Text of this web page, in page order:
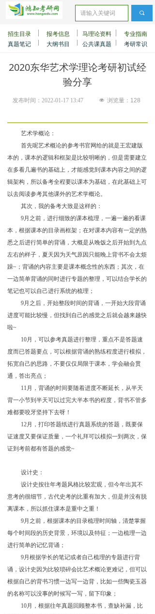
真题笔记 大纲书目 公共课真题 考研常识
招生目录 报考信息 马理论资料 专业指南
끠
发布时间： 2022-01-17 13:47
艺术学概论：
首先呢艺术概论的参考书官网给的就是王宏建版
本的，课本的逻辑和框架是比较明晰的，但是需要建立
在多看几遍书的基础上，才能感觉到课本内容之间的逻
辑架构，所以备考全程要以课本为基础，在此基础上可
以去阅读参考其他课外的艺术学概论。
其次，我的备考大致是这样的：
9月之前，进行细致的课本梳理，一遍一遍的看课
本，根据课本的目录画框架；在对课本内容有一定的熟
悉之后进行简单的背诵，大概是从晚饭之后开始到九点
左右的样子，夏天因为天气原因只能晚上背书不会太烦
躁~；背诵的内容主要是课本概念性的东西；其次，在
一边简单背诵的同时进行专题的整理，可以结合学长的
笔记也可以自己进行系统的梳理；
9月之后，开始整段时间的背诵，一开始大段背诵
进度可能比较慢，但找到自己的感觉之后就会越来越快
啦~
10月，可以参考真题进行整理，重点不是答题速
度而已答题要点，可以根据背诵的熟练程度进行模拟，
拓宽自己的思路，不要仅仅局限于课本，学会融会贯
通，答出亮点；
11月，背诵的时间要随着进度不断延长，从半天
背一小节到半天可以过完大半本书的程度，背书不管多
难都要咬牙坚持下去呀！
12月，打印答题纸进行真题系统的答题，既要保
证速度又要保证质量，一个礼拜可以模拟一到两次，保
证到考前都有答题的感觉~
设计史：
设计史按往年考题风格比较宏观，但今年出其不
意考的很细节，古代史考的比重有加大，但是并没有脱
离课本，所以抓住课本是重中之重！
9月之前，根据课本的目录梳理时间轴，清楚掌握
每个时间段的历史背景，环境以及特征；一边梳理一边
进行简单的记忆背诵；
9月根据学长的笔记或者自己梳理的专题进行背
诵，设计史因为比较琐碎会比艺术概论更难记，但可以
根据自己的背书习惯一边写一边背，比如一些陶瓷玉器
的名称可以没事的时候写一写，留下印象；
10月，根据往年真题回顾整本书，查缺补漏，比
2020东华艺术学理论考研初试经
验分享
넶 浏览量： 128